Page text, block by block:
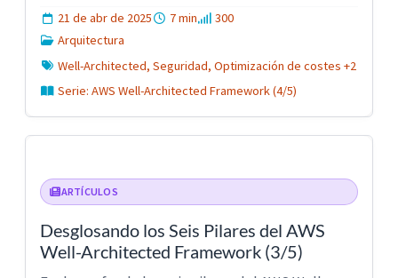
21 de abr de 2025 7 min
300
Arquitectura
Well-Architected, Seguridad, Optimización de costes +2
Serie: AWS Well-Architected Framework (4/5)
ARTÍCULOS
Desglosando los Seis Pilares del AWS
Well-Architected Framework (3/5)